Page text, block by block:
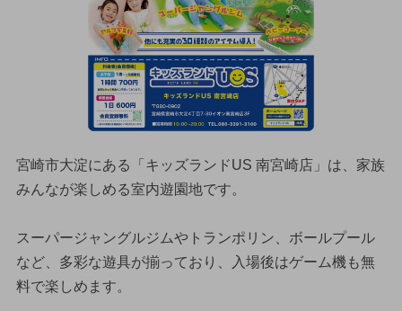
宮崎市大淀にある「キッズランドUS 南宮崎店」は、家族
みんなが楽しめる室内遊園地です。
スーパージャングルジムやトランポリン、ボールプール
など、多彩な遊具が揃っており、入場後はゲーム機も無
料で楽しめます。